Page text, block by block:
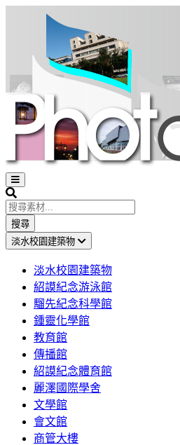
Open
sidebar
Search
搜尋
淡水校園建築物
淡水校園建築物
紹謨紀念游泳館
騮先紀念科學館
鍾靈化學館
教育館
傳播館
紹謨紀念體育館
麗澤國際學舍
文學館
會文館
商管大樓